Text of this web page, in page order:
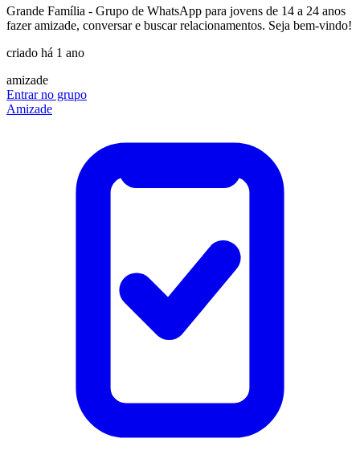
Grande Família - Grupo de WhatsApp para jovens de 14 a 24 anos
fazer amizade, conversar e buscar relacionamentos. Seja bem-vindo!
criado há 1 ano
amizade
Entrar no grupo
Amizade